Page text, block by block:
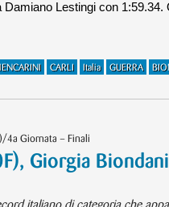
Lestingi con 1:59.34.
CARLI Italia GUERRA
4a Giornata – Finali
Giorgia